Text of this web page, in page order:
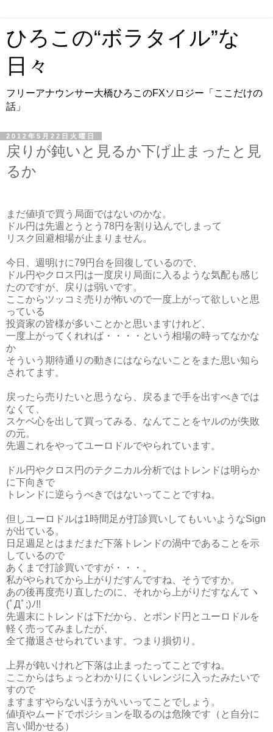
ひろこの“ボラタイル”な
日々
フリーアナウンサー大橋ひろこのFXソロジー「ここだけの
話」
2012年5月22日火曜日
戻りが鈍いと見るか下げ止まったと見
るか
まだ値頃で買う局面ではないのかな。
ドル円は先週とうとう78円を割り込んでしまって
リスク回避相場が止まりません。
今日、週明けに79円台を回復しているので、
ドル円やクロス円は一度戻り局面に入るような気配も感じ
たのですが、戻りは弱いです。
ここからツッコミ売りが怖いので一度上がって欲しいと思
っている
投資家の皆様が多いことかと思いますけれど、
一度上がってくれれば・・・・という相場の時ってなかな
か
そういう期待通りの動きにはならないことをまた思い知ら
されてます。
戻ったら売りたいと思うなら、戻るまで手を出すべきでは
なくて、
スケベ心を出して買ってみる、なんてことをヤルのが失敗
の元。
先週これをやってユーロドルでやられています。
ドル円やクロス円のテクニカル分析ではトレンドは明らか
に下向きで
トレンドに逆らうべきではないってことですね。
但しユーロドルは1時間足が打診買いしてもいいようなSign
が出ている。
日足週足とはまだまだ下落トレンドの渦中であることを示
しているので
あくまで打診買いですが・・・。
私がやられてから上がりだすんですね、そうですか。
あの後再度売り直したのに、それから上がりだすなんてヽ
(ﾟДﾟ;)ﾉ!!
先週末にトレンドは下だから、とポンド円とユーロドルを
軽く売ってみましたが、
全て撤退させられています。つまり損切り。
上昇が鈍いけれど下落は止まったってことですね。
ここからはちょっとわかりにくいレンジに入ったみたいで
すので
ますますやらないほうがいいってことでしょう。
値頃やムードでポジションを取るのは危険です（と自分に
言い聞かせる）